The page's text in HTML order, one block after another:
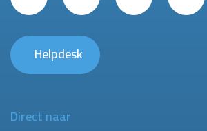
Helpdesk
Direct naar